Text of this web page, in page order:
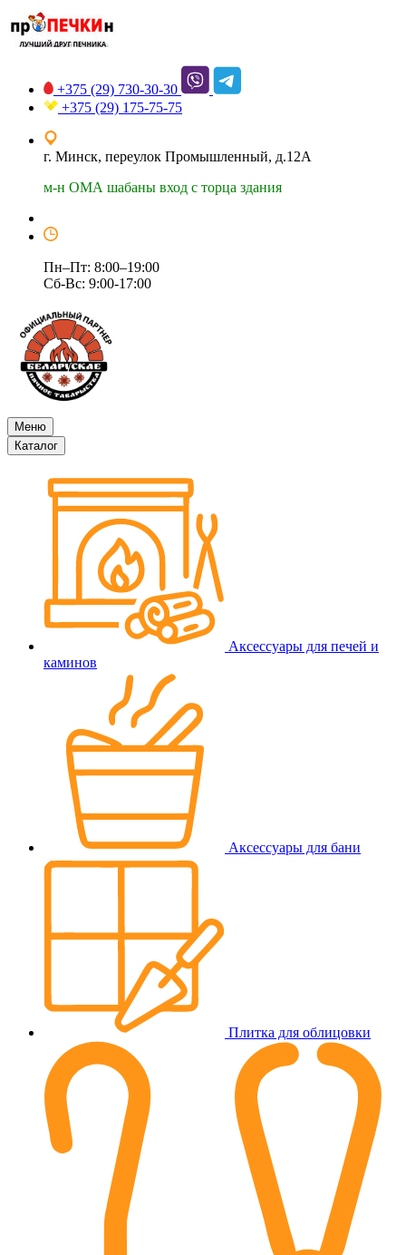
+375 (29) 730-30-30
+375 (29) 175-75-75
г. Минск, переулок Промышленный, д.12А
м-н ОМА шабаны вход с торца здания
Пн–Пт: 8:00–19:00
Сб-Вс: 9:00-17:00
Меню
Каталог
Аксессуары для печей и
каминов
Аксессуары для бани
Плитка для облицовки